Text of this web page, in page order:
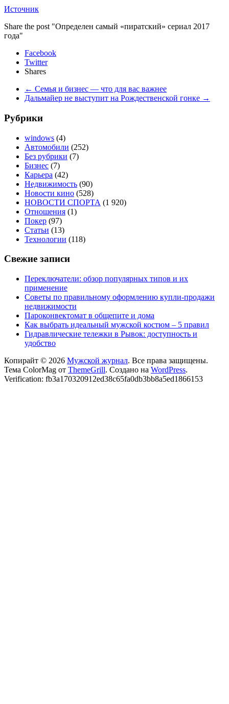
Источник
Share the post "Определен самый «пиратский» сериал 2017
года"
Facebook
Twitter
Shares
← Семья и бизнес — что для вас важнее
Дальмайер не выступит на Рождественской гонке →
Рубрики
windows (4)
Автомобили (252)
Без рубрики (7)
Бизнес (7)
Карьера (42)
Недвижимость (90)
Новости кино (528)
НОВОСТИ СПОРТА (1 920)
Отношения (1)
Покер (97)
Статьи (13)
Технологии (118)
Свежие записи
Переключатели: обзор популярных типов и их
применение
Советы по правильному оформлению купли-продажи
недвижимости
Пароконвектомат в общепите и дома
Как выбрать идеальный мужской костюм – 5 правил
Гидравлические тележки в Рывок: доступность и
удобство
Копирайт © 2026 Мужской журнал. Все права защищены.
Тема ColorMag от ThemeGrill. Создано на WordPress.
Verification: fb3a170320912ed38c65fa0db3bb8a5ed1866153